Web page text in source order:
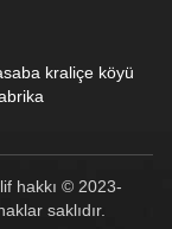
kraliçe köyü
hakkı © 2023-
saklıdır.